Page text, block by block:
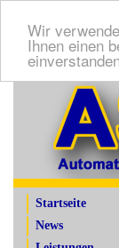
Wir
Ihnen einen
Startseite
News